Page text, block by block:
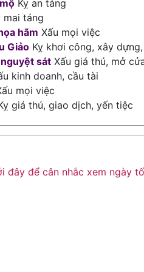
Kỵ an táng
mai táng
hãm Xấu mọi việc
Giảo Kỵ khơi công, xây
sát Xấu giá thú, mở
kinh doanh, cầu tài
mọi việc
giá thú, giao dịch, yến tiệc
để cân nhắc xem ngày